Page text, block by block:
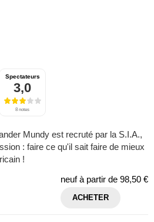
Spectateurs
3,0
8 notes
Mundy est recruté par la S.I.A.,
: faire ce qu'il sait faire de mieux
!
neuf à partir de 98,50 €
ACHETER